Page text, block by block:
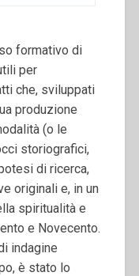
formativo di
per
che, sviluppati
produzione
(o le
storiografici,
di ricerca,
originali e, in un
spiritualità e
e Novecento.
indagine
è stato lo